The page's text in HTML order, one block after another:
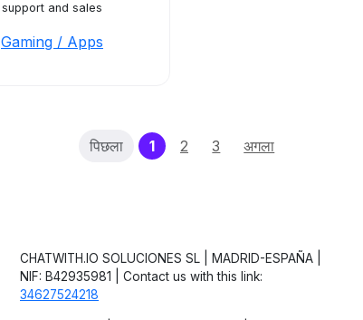
support and sales
Gaming / Apps
पिछला 1(current)
2 3 अगला
CHATWITH.IO SOLUCIONES SL | MADRID-ESPAÑA |
NIF: B42935981 | Contact us with this link:
34627524218